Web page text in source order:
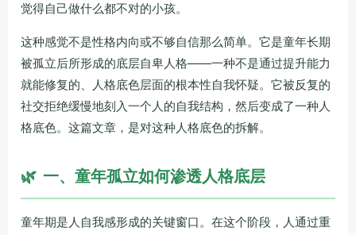
觉得自己做什么都不对的小孩。
这种感觉不是性格内向或不够自信那么简单。它是童年长期
被孤立后所形成的底层自卑人格——一种不是通过提升能力
就能修复的、人格底色层面的根本性自我怀疑。它被反复的
社交拒绝缓慢地刻入一个人的自我结构，然后变成了一种人
格底色。这篇文章，是对这种人格底色的拆解。
🌿 一、童年孤立如何渗透人格底层
童年期是人自我感形成的关键窗口。在这个阶段，人通过重